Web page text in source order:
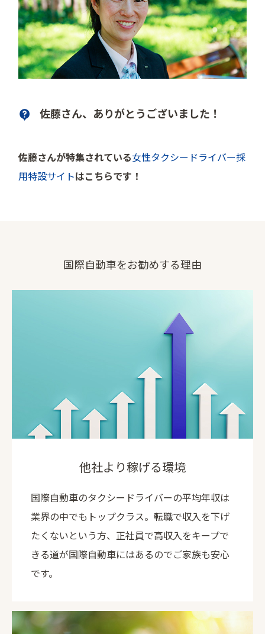
佐藤さん、ありがとうございました！
佐藤さんが特集されている女性タクシードライバー採
用特設サイトはこちらです！
国際自動車をお勧めする理由
他社より稼げる環境
国際自動車のタクシードライバーの平均年収は
業界の中でもトップクラス。転職で収入を下げ
たくないという方、正社員で高収入をキープで
きる道が国際自動車にはあるのでご家族も安心
です。